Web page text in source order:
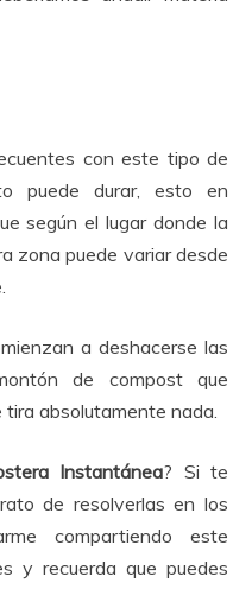
con este tipo de
puede durar, esto en
según el lugar donde la
zona puede variar desde
a deshacerse las
de compost que
absolutamente nada.
Instantánea? Si te
de resolverlas en los
compartiendo este
y recuerda que puedes